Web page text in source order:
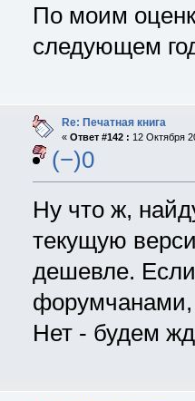
По моим
следующем
Re: Печатная книга
« Ответ #142 : 12 Октября
(−)0
Ну что ж,
текущую
дешевле.
форумчанами,
Нет - будем